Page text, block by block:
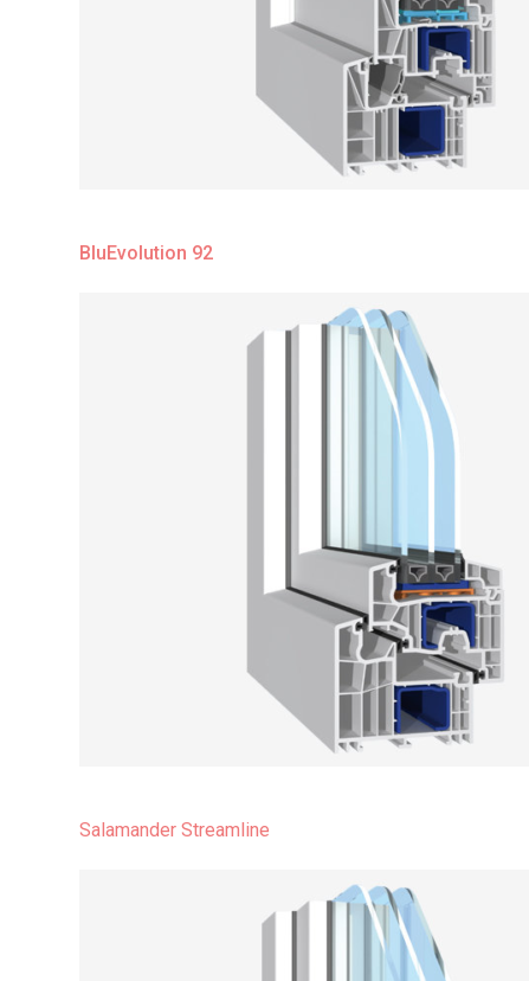
BluEvolution 92
Salamander Streamline